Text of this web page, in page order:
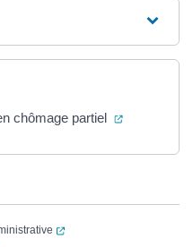
chômage partiel (ouverture
(ouverture dans un
dans un nouvel onglet)